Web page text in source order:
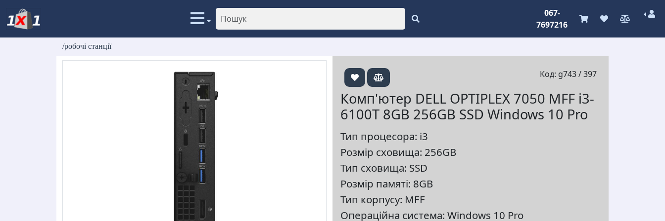
067-
7697216
/робочі станції
Код: g743 / 397
Комп'ютер DELL OPTIPLEX 7050 MFF i3-
6100T 8GB 256GB SSD Windows 10 Pro
Тип процесора: i3
Розмір сховища: 256GB
Тип сховища: SSD
Розмір памяті: 8GB
Тип корпусу: MFF
Операційна система: Windows 10 Pro